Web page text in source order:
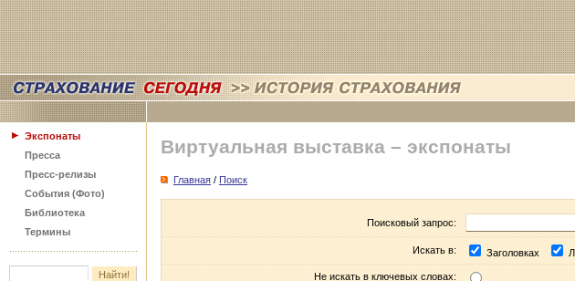
Экспонаты
Пресса
Пресс-релизы
События (Фото)
Библиотека
Термины
Виртуальная выставка – экспонаты
Главная / Поиск
Поисковый запрос:
Искать в: Заголовках
Не искать в ключевых словах: